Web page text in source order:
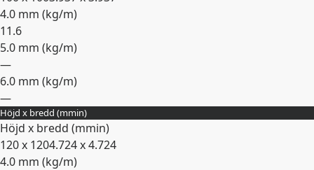
4.0 mm (kg/m)
11.6
5.0 mm (kg/m)
—
6.0 mm (kg/m)
—
Expandera
Höjd x bredd (mmin)
Höjd x bredd (mmin)
120 x 1204.724 x 4.724
4.0 mm (kg/m)